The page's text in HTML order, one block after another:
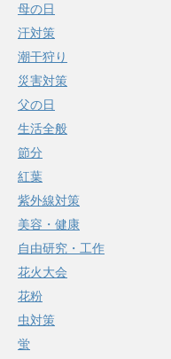
母の日
汗対策
潮干狩り
災害対策
父の日
生活全般
節分
紅葉
紫外線対策
美容・健康
自由研究・工作
花火大会
花粉
虫対策
蛍